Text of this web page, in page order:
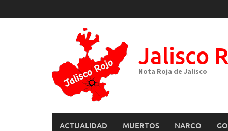
to
Jalisco
Nota Roja de Jalisco
ACTUALIDAD MUERTOS NARCO